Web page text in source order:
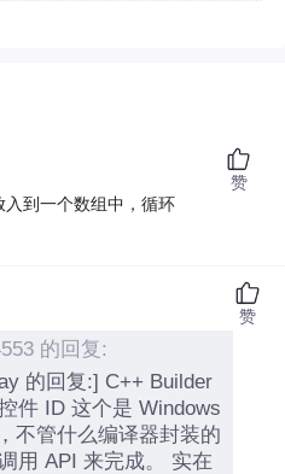
到一个数组中，循环
赞
的回复:
的回复:] C++ Builder
件 ID 这个是 Windows
不管什么编译器封装的
用 API 来完成。 实在
赞